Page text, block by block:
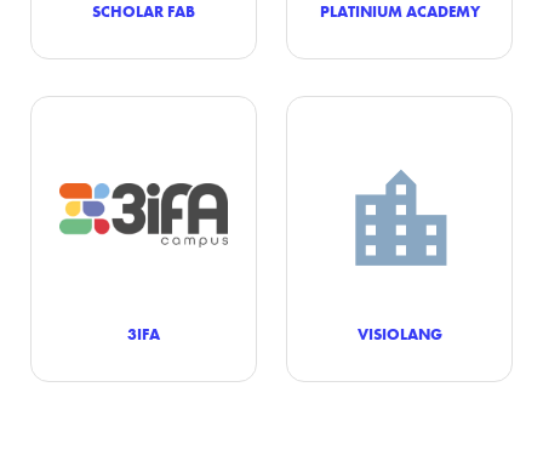
SCHOLAR FAB PLATINIUM ACADEMY
3IFA VISIOLANG